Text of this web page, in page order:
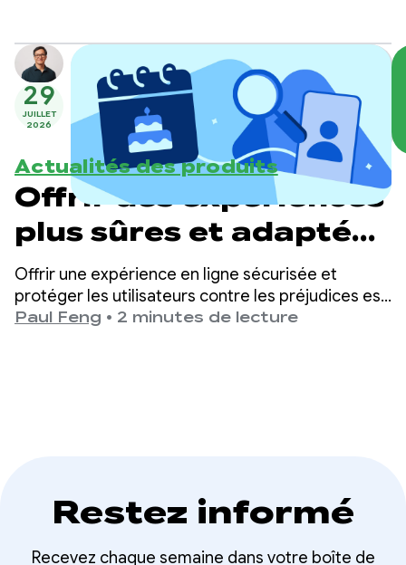
application
29
JUILLET
2026
Actualités des produits
Offrir des expériences
plus sûres et adaptées
à l'âge sur Google Play
Offrir une expérience en ligne sécurisée et
protéger les utilisateurs contre les préjudices est
une priorité absolue pour Google Play.
Paul Feng • 2 minutes de lecture
Restez informé
Recevez chaque semaine dans votre boîte de